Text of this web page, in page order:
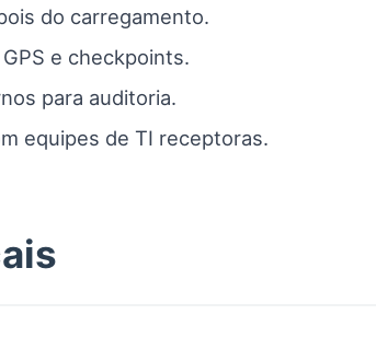
do carregamento.
e checkpoints.
para auditoria.
equipes de TI receptoras.